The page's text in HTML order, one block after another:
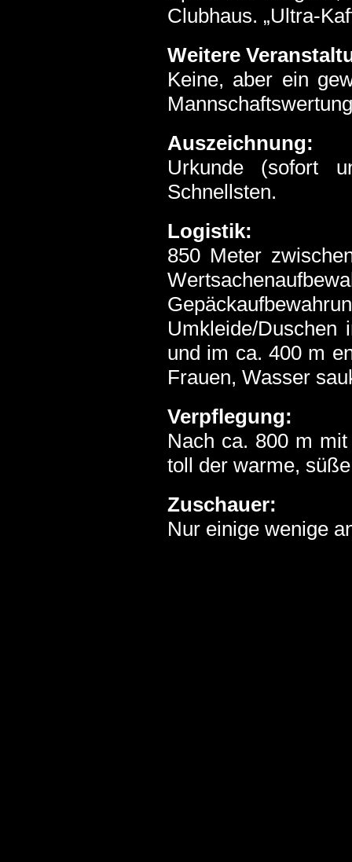
Clubhaus. „Ultra-
Weitere
Keine, aber ein
Auszeichnung:
Urkunde (sofort
Schnellsten.
Logistik:
850 Meter
Umkleide/
und im ca. 400 m
Frauen, Wasser
Verpflegung:
Nach ca. 800 m
toll der warme,
Zuschauer:
Nur einige wenige